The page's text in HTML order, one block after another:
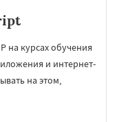
на курсах обучения
и интернет-
на этом,